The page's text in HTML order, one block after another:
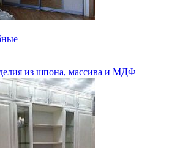
из шпона, массива и МДФ